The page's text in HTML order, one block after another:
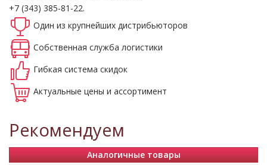
+7 (343) 385-81-22.
Один из крупнейших дистрибьюторов
Собственная служба логистики
Гибкая система скидок
Актуальные цены и ассортимент
Рекомендуем
Аналогичные товары